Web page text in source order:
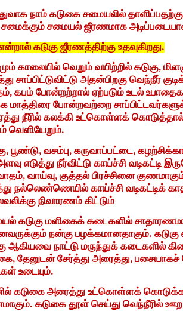
நா‌ம் கடுகை சமைய‌லி‌ல்
சமை‌க்கு‌ம் சமைய‌ல் ‌ஜீரணமாக
கடுகு ‌ஜீரண‌த்‌தி‌ற்கு உதவு‌கிறது.
காலை‌யி‌ல் வெறு‌ம் வ‌யி‌ற்‌றி‌ல் கடுகு,
சா‌ப்‌பி‌ட்டு‌வி‌ட்டு அத‌ன்‌பிறகு வெ‌ந்‌நீ‌ர்
, கப‌ம் போ‌ன்ற‌ற்றா‌ல் ஏ‌ற்படு‌ம் உட‌ல்
மா‌த்‌திரை போ‌ன்றவ‌ற்றை
‌நீ‌ரி‌ல் கல‌க்‌கி உ‌ட்கொ‌ள்ள‌க் கொடு‌த்தா‌ல்
வெ‌ளியேறு‌ம்.
, பூ‌ண்டு, வச‌ம்பு, கருவா‌ப்ப‌ட்டை,
‌எடு‌த்து ‌நீ‌ர்‌வி‌ட்டு கா‌ய்‌ச்‌சி வடிக‌ட்டி
, வா‌ய்‌வு, கு‌த்த‌ல் ‌பிர‌ச்‌சினை
ந‌ல்லெ‌ண்ணெ‌யி‌ல் கா‌ய்‌ச்‌சி வடிக‌ட்டி‌க்
‌நிவாரண‌ம் ‌கி‌ட்டு‌ம்
கடுகு மளிகைக் கடைகளில்
நன்கு பழக்கமானதாகும்.
ஆகியவை நாட்டு மருந்துக் கடைகளில்
, தேனுடன் சேர்த்து அரைத்து, பசையாகச்
உடையும்.
கடுகை அரை‌த்து‌ உ‌ட்கொ‌ள்ள‌க்
கடுகை தூ‌ள் செ‌ய்து வெ‌ந்‌நீ‌ரி‌ல்